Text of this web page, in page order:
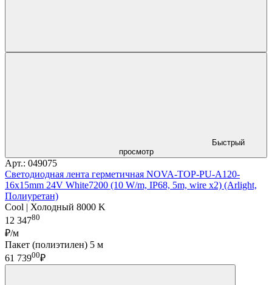
Быстрый
просмотр
Арт.: 049075
Светодиодная лента герметичная NOVA-TOP-PU-A120-
16x15mm 24V White7200 (10 W/m, IP68, 5m, wire x2) (Arlight,
Полиуретан)
Cool | Холодный 8000 K
12 34780
₽/м
Пакет (полиэтилен) 5 м
61 73900₽